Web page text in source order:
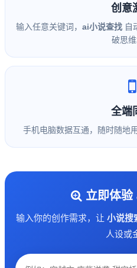
创意
输入任意关键词， ai小说查找 自
破思维
全端
手机电脑数据互通，随时随地用
立即体验
输入你的创作需求，让 小说搜
人设或